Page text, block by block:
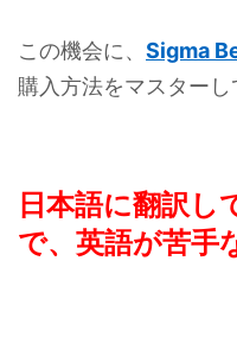
この機会に、 Sigma
購入方法をマスターし
日本語に翻訳し
で、 英語が苦手